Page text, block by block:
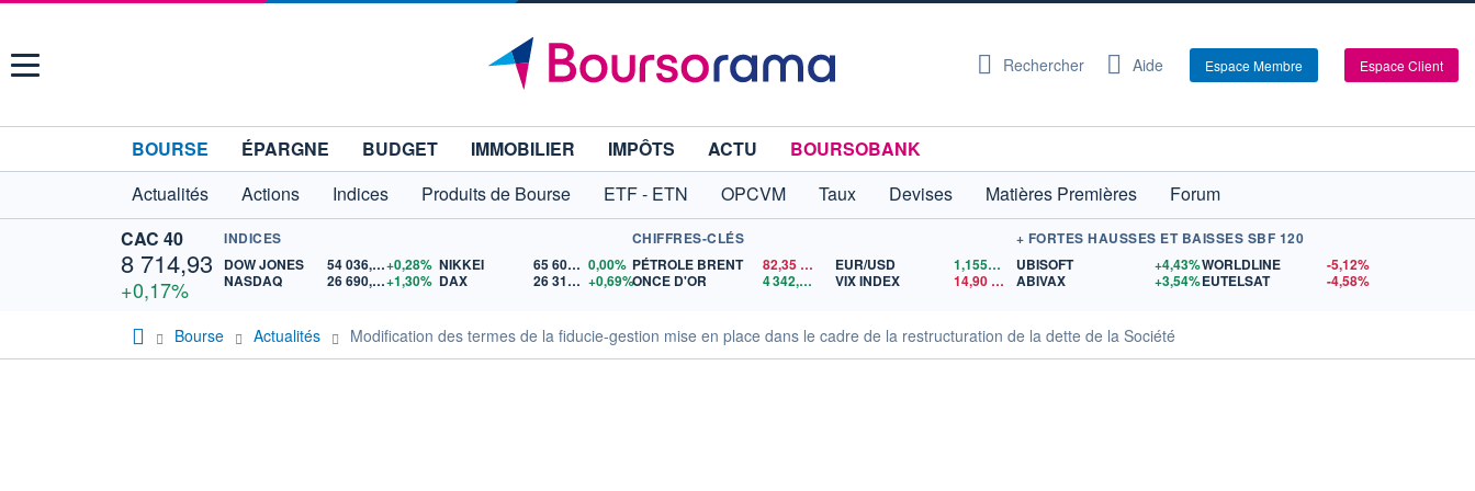
Menu Rechercher Aide Espace Membre Espace Client
BOURSE ÉPARGNE BUDGET IMMOBILIER IMPÔTS ACTU
BOURSOBANK
Actualités
Actions Indices Produits de Bourse ETF - ETN OPCVM Taux Devises Matières Premières
Forum
CAC 40
8 714,93
+0,17%
INDICES
DOW JONES
54 036,93+0,28%
NASDAQ
26 690,62+1,30%
NIKKEI 65 606,71 0,00%
DAX
26 319,45 +0,69%
CHIFFRES-CLÉS
PÉTROLE BRENT
82,35$US
ONCE D'OR
4 342,26 $US
EUR/USD 1,1559$US
VIX INDEX
14,90
+ FORTES HAUSSES ET BAISSES SBF 120
UBISOFT
+4,43%
ABIVAX
+3,54%
WORLDLINE
-5,12%
EUTELSAT
-4,58%
Bourse Actualités Modification des termes de la fiducie-gestion mise en place dans le cadre de la restructuration de la dette de la Société